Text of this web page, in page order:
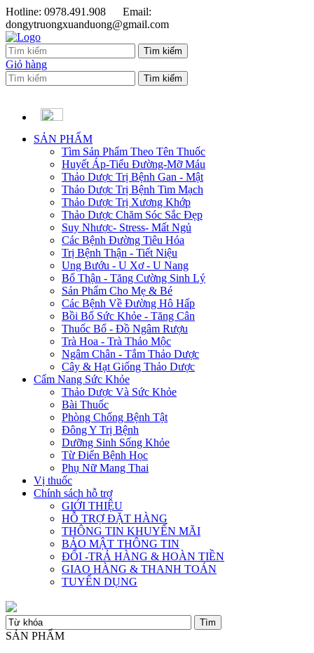
Hotline: 0978.491.908
Email:
dongytruongxuanduong@gmail.com
Giỏ hàng
SẢN PHẨM
Tìm Sản Phẩm Theo Tên Thuốc
Huyết Áp-Tiểu Đường-Mỡ Máu
Thảo Dược Trị Bệnh Gan - Mật
Thảo Dược Trị Bệnh Tim Mạch
Thảo Dược Trị Xương Khớp
Thảo Dược Chăm Sóc Sắc Đẹp
Suy Nhược- Stress- Mất Ngủ
Các Bệnh Đường Tiêu Hóa
Trị Bệnh Thận - Tiết Niệu
Ung Bướu - U Xơ - U Nang
Bổ Thận - Tăng Cường Sinh Lý
Sản Phẩm Cho Mẹ & Bé
Các Bệnh Về Đường Hô Hấp
Bồi Bổ Sức Khỏe - Tăng Cân
Thuốc Bổ - Đồ Ngâm Rượu
Trà Hoa - Trà Thảo Mộc
Ngâm Chân - Tắm Thảo Dược
Cây & Hạt Giống Thảo Dược
Cẩm Nang Sức Khỏe
Thảo Dược Và Sức Khỏe
Bài Thuốc
Phòng Chống Bệnh Tật
Đông Y Trị Bệnh
Dưỡng Sinh Sống Khỏe
Từ Điển Bệnh Học
Phụ Nữ Mang Thai
Vị thuốc
Chính sách hỗ trợ
GIỚI THIỆU
HỖ TRỢ ĐẶT HÀNG
THÔNG TIN KHUYẾN MÃI
BẢO MẬT THÔNG TIN
ĐỔI -TRẢ HÀNG & HOÀN TIỀN
GIAO HÀNG & THANH TOÁN
TUYỂN DỤNG
SẢN PHẨM